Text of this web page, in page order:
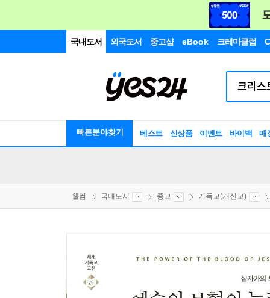
국내도서 외국도서 중고샵 eBook 크레마클럽
빠른분야찾기 베스트 신상품 이벤트 바이백 매
웰컴 국내도서 종교 기독교(개신교)